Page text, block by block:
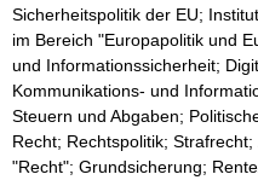
Sicherheitspolitik der EU;
im Bereich "Europapolitik und
und Informationssicherheit;
Kommunikations- und
Steuern und Abgaben;
Recht; Rechtspolitik;
"Recht"; Grundsicherung;